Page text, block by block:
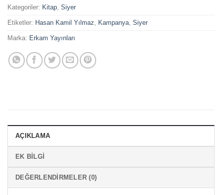
Kategoriler: Kitap, Siyer
Etiketler: Hasan Kamil Yılmaz, Kampanya, Siyer
Marka: Erkam Yayınları
AÇIKLAMA
EK BILGI
DEĞERLENDIRMELER (0)